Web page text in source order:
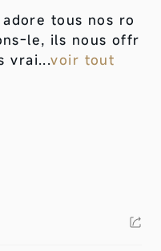
adore tous nos ro
le, ils nous offr
vrai...voir tout